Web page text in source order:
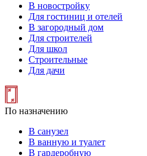
В новостройку
Для гостиниц и отелей
В загородный дом
Для строителей
Для школ
Строительные
Для дачи
По назначению
В санузел
В ванную и туалет
В гардеробную